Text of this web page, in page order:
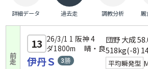
詳細データ 過去走 調教分析 厩
前走
13 26/3/1 1 阪神 4
ダ1800m 晴・良
伊丹Ｓ
団野 大成
518kg(-8)
平均瞬発型